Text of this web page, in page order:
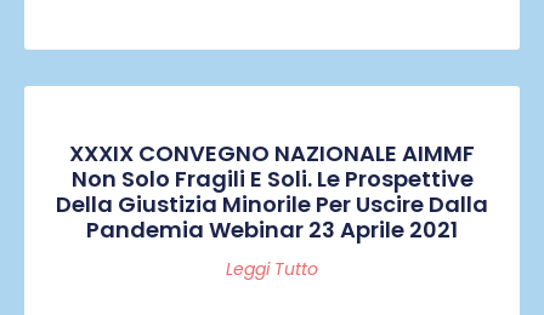
XXXIX CONVEGNO NAZIONALE AIMMF
Non Solo Fragili E Soli. Le Prospettive
Della Giustizia Minorile Per Uscire Dalla
Pandemia Webinar 23 Aprile 2021
Leggi Tutto